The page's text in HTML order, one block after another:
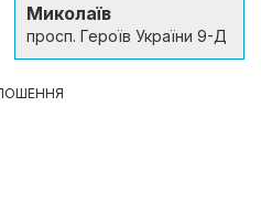
Миколаїв
просп. Героїв України 9-Д